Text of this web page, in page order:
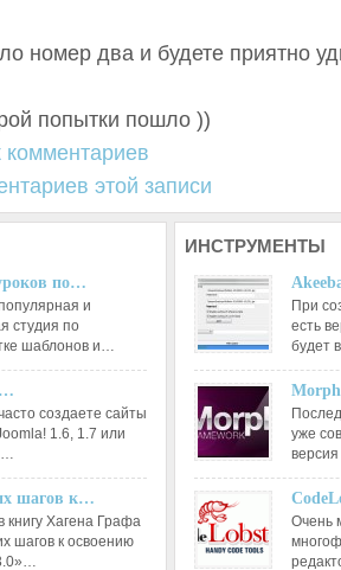
номер два и будете приятно
попытки пошло ))
комментариев
этой записи
по…
и
студия по
шаблонов и…
создаете сайты
1.6, 1.7 или
шагов к…
книгу Хагена Графа
шагов к освоению
ИНСТРУМЕНТЫ
При
есть
будет
уже
Очень